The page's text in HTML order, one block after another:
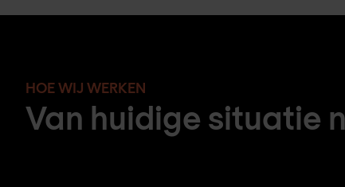
HOE WIJ WERKEN
Van huidige situatie